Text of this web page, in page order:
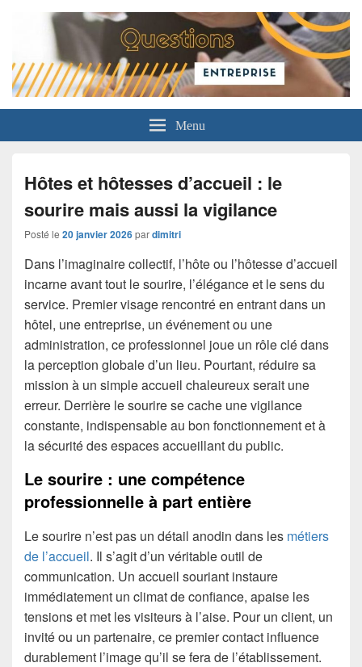
Questions Entreprise
Menu
Hôtes et hôtesses d’accueil : le
sourire mais aussi la vigilance
Posté le 20 janvier 2026pardimitri
Dans l’imaginaire collectif, l’hôte ou l’hôtesse d’accueil
incarne avant tout le sourire, l’élégance et le sens du
service. Premier visage rencontré en entrant dans un
hôtel, une entreprise, un événement ou une
administration, ce professionnel joue un rôle clé dans
la perception globale d’un lieu. Pourtant, réduire sa
mission à un simple accueil chaleureux serait une
erreur. Derrière le sourire se cache une vigilance
constante, indispensable au bon fonctionnement et à
la sécurité des espaces accueillant du public.
Le sourire : une compétence
professionnelle à part entière
Le sourire n’est pas un détail anodin dans les métiers
de l’accueil. Il s’agit d’un véritable outil de
communication. Un accueil souriant instaure
immédiatement un climat de confiance, apaise les
tensions et met les visiteurs à l’aise. Pour un client, un
invité ou un partenaire, ce premier contact influence
durablement l’image qu’il se fera de l’établissement.